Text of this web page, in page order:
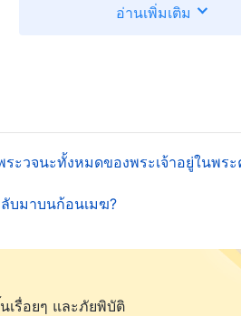
ยของการถูกรับขึ้นไปแล้วนะคะ
งค์เอง? ทำไมพวกเขาถึงยึดติดอ
รอกเหรอ? ไม่ใช่เพราะพวกเข
ย์ จะถูกรับขึ้นไปสู่ราชอาณาจัก
อดไม่ได้ที่จะทำบาปและต้านทาน
ละชอบธรรม “ถ้าปราศจากความ
อ่านเพิ่มเติม
ะวจนะทั้งหมดของพระเจ้าอยู่ในพร
ลับมาบนก้อนเมฆ?
เรื่อยๆ และภัยพิบัติ